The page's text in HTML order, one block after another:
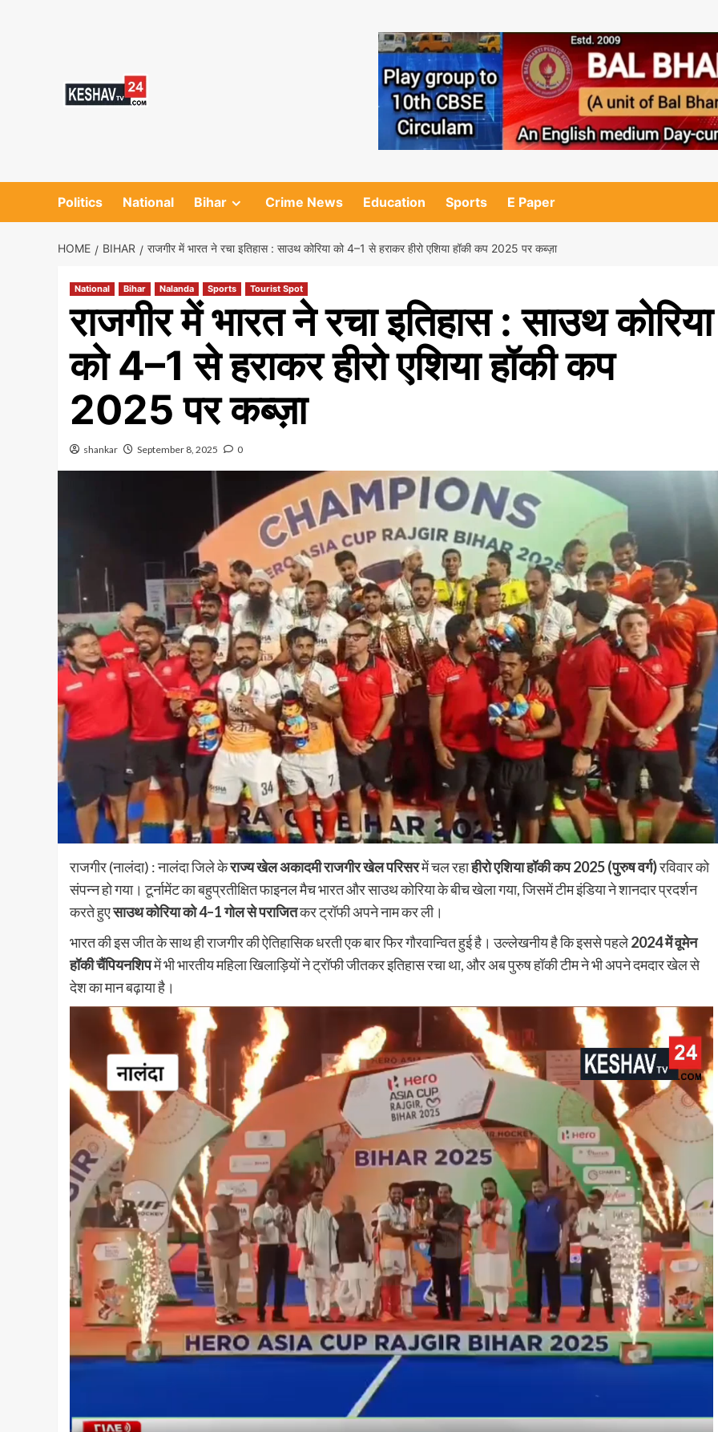
Politics National Bihar Crime News Education Sports E Paper
HOME BIHAR राजगीर में भारत ने रचा इतिहास : साउथ कोरिया को 4–1 से हराकर हीरो एशिया हॉकी कप 2025 पर कब्ज़ा
National Bihar Nalanda Sports Tourist Spot
राजगीर में भारत ने रचा इतिहास : साउथ कोरिया
को 4–1 से हराकर हीरो एशिया हॉकी कप
2025 पर कब्ज़ा
shankar September 8, 2025 0
राजगीर (नालंदा) : नालंदा जिले केराज्य खेल अकादमी राजगीर खेल परिसरमें चल रहाहीरो एशिया हॉकी कप 2025 (पुरुष वर्ग)रविवार को
संपन्न हो गया। टूर्नामेंट का बहुप्रतीक्षित फाइनल मैच भारत और साउथ कोरिया के बीच खेला गया, जिसमें टीम इंडिया ने शानदार प्रदर्शन
करते हुएसाउथ कोरिया को 4–1 गोल से पराजितकर ट्रॉफी अपने नाम कर ली।
भारत की इस जीत के साथ ही राजगीर की ऐतिहासिक धरती एक बार फिर गौरवान्वित हुई है। उल्लेखनीय है कि इससे पहले2024 में वूमेन
हॉकी चैंपियनशिपमें भी भारतीय महिला खिलाड़ियों ने ट्रॉफी जीतकर इतिहास रचा था, और अब पुरुष हॉकी टीम ने भी अपने दमदार खेल से
देश का मान बढ़ाया है।
हरनौत में 95 प्रतिशत धान की रोपनी पूरी, अच्छी
बारिश से लहलहाए खेत; इस बार रिकॉर्ड उत्पादन की
उम्मीद
shankar August 6, 2026 0
12,123 हेक्टेयर लक्ष्य के विरुद्ध 11,516 हेक्टेयर में हुई रोपनी, कृषि
विभाग ने किसानों को समय पर रोपनी पूरी करने और खेतों में पर्याप्त
पानी...
Read More
Nalanda Crime News
72 घंटे में दीपनगर डकैती कांड का खुलासा, चार
अपराधी गिरफ्तार
shankar August 6, 2026 0
लाखों के जेवरात, ₹16.43 लाख नकद, हथियार व कारतूस बरामद;
अन्य आरोपियों की तलाश जारी बिहारशरीफ। नालंदा पुलिस ने दीपनगर
थाना क्षेत्र के चर्चित डकैती...
Read More